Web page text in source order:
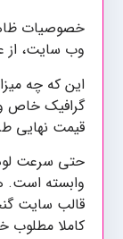
خصوصیات
وب سایت، از
این که چه
گرافیک خاص
قیمت نهایی
حتی سرعت
وابسته است.
قالب سایت
کاملا مطلوب